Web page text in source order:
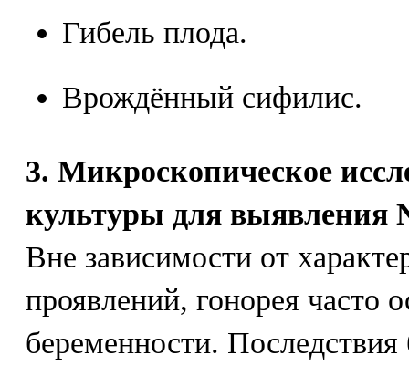
Гибель плода.
Врождённый сифилис.
3. Микроскопическое
культуры для выявления
Вне зависимости от
проявлений, гонорея часто
беременности.